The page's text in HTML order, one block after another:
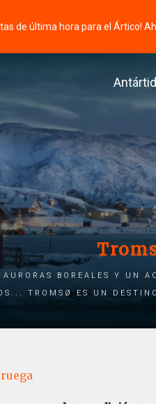
de última hora para el Ártico!
boreales y un
Tromsø es un